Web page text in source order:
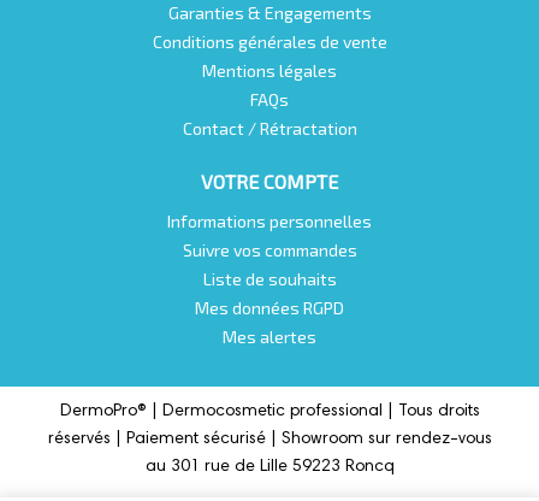
Garanties & Engagements
Conditions générales de vente
Mentions légales
FAQs
Contact / Rétractation
VOTRE COMPTE
Informations personnelles
Suivre vos commandes
Liste de souhaits
Mes données RGPD
Mes alertes
DermoPro® | Dermocosmetic professional |
Tous droits
réservés | Paiement sécurisé | Showroom sur rendez-vous
au 301 rue de Lille 59223 Roncq